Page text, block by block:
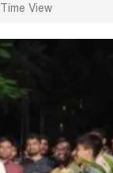
View